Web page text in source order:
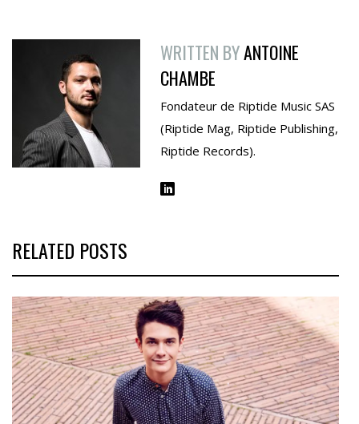
WRITTEN BYANTOINE
CHAMBE
Fondateur de Riptide Music SAS
(Riptide Mag, Riptide Publishing,
Riptide Records).
RELATED POSTS